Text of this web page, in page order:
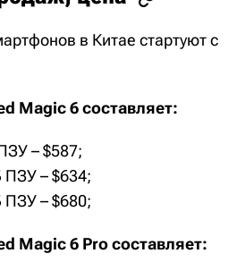
в Китае стартуют с
Magic 6 составляет:
– $587;
ПЗУ – $634;
ПЗУ – $680;
Magic 6 Pro составляет: